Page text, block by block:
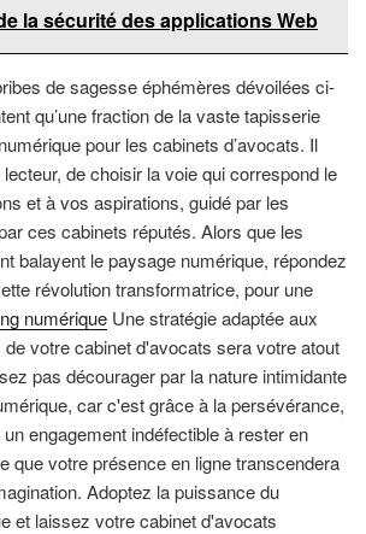
la sécurité des applications Web
de sagesse éphémères dévoilées ci-
qu’une fraction de la vaste tapisserie
pour les cabinets d’avocats. Il
de choisir la voie qui correspond le
et à vos aspirations, guidé par les
ces cabinets réputés. Alors que les
balayent le paysage numérique, répondez
révolution transformatrice, pour une
numérique Une stratégie adaptée aux
votre cabinet d'avocats sera votre atout
pas décourager par la nature intimidante
car c'est grâce à la persévérance,
engagement indéfectible à rester en
que votre présence en ligne transcendera
Adoptez la puissance du
et laissez votre cabinet d'avocats